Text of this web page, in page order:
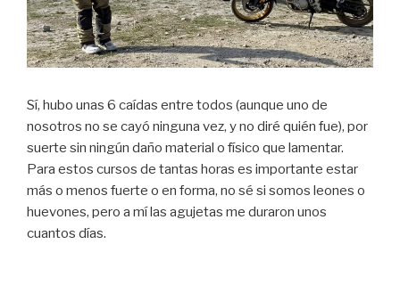
Sí, hubo unas 6 caídas entre todos (aunque uno de
nosotros no se cayó ninguna vez, y no diré quién fue), por
suerte sin ningún daño material o físico que lamentar.
Para estos cursos de tantas horas es importante estar
más o menos fuerte o en forma, no sé si somos leones o
huevones, pero a mí las agujetas me duraron unos
cuantos días.